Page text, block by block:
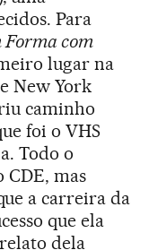
Para
Forma com
lugar na
New York
caminho
foi o VHS
Todo o
mas
a carreira da
que ela
dela